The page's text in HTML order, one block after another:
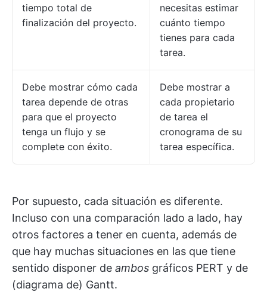
tiempo total de
finalización del proyecto.
necesitas estimar
cuánto tiempo
tienes para cada
tarea.
Debe mostrar cómo cada
tarea depende de otras
para que el proyecto
tenga un flujo y se
complete con éxito.
Debe mostrar a
cada propietario
de tarea el
cronograma de su
tarea específica.
Por supuesto, cada situación es diferente.
Incluso con una comparación lado a lado, hay
otros factores a tener en cuenta, además de
que hay muchas situaciones en las que tiene
sentido disponer de ambos gráficos PERT y de
(diagrama de) Gantt.